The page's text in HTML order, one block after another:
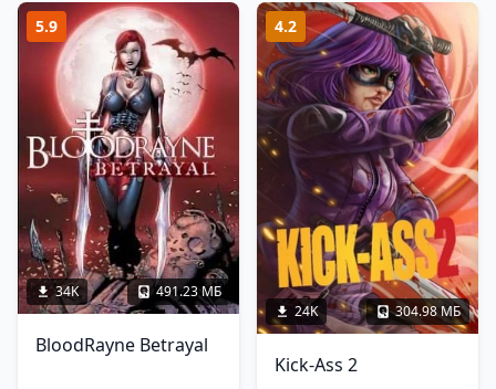
5.9
34K 491.23 МБ
BloodRayne Betrayal
4.2
24K 304.98 МБ
Kick-Ass 2